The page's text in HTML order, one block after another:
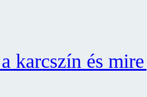
karcszín és